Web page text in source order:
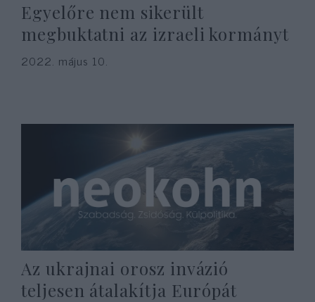
Egyelőre nem sikerült
megbuktatni az izraeli kormányt
2022. május 10.
Az ukrajnai orosz invázió
teljesen átalakítja Európát